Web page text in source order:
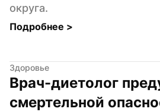
округа.
Подробнее >
Здоровье
Врач-диетолог
смертельной